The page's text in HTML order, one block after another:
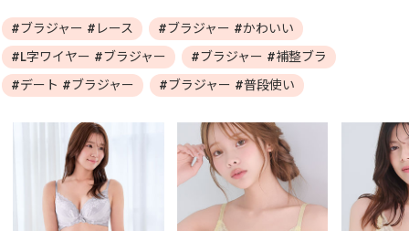
#ブラジャー #レース
#ブラジャー #かわいい
#L字ワイヤー #ブラジャー
#ブラジャー #補整ブラ
#デート #ブラジャー
#ブラジャー #普段使い